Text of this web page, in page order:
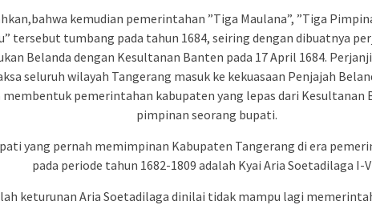
kemudian pemerintahan ”Tiga Maulana”, ”Tiga
tersebut tumbang pada tahun 1684, seiring dengan dibuatnya
Belanda dengan Kesultanan Banten pada 17 April 1684.
seluruh wilayah Tangerang masuk ke kekuasaan Penjajah
membentuk pemerintahan kabupaten yang lepas dari Kesultanan
pimpinan seorang bupati.
yang pernah memimpinan Kabupaten Tangerang di era
pada periode tahun 1682-1809 adalah Kyai Aria Soetadilaga I-
keturunan Aria Soetadilaga dinilai tidak mampu lagi